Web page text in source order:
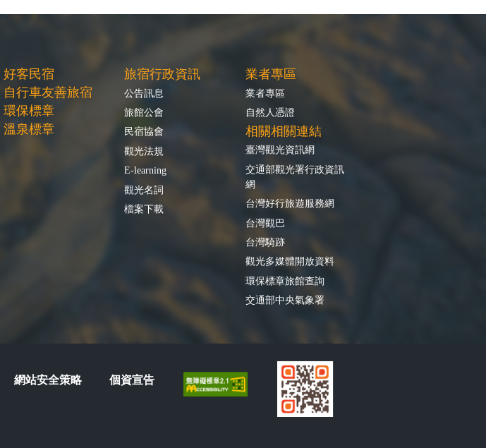
好客民宿
自行車友善旅宿
環保標章
溫泉標章
旅宿行政資訊
公告訊息
旅館公會
民宿協會
觀光法規
E-learning
觀光名詞
檔案下載
業者專區
業者專區
自然人憑證
相關相關連結
臺灣觀光資訊網
交通部觀光署行政資訊
網
台灣好行旅遊服務網
台灣觀巴
台灣騎跡
觀光多媒體開放資料
環保標章旅館查詢
交通部中央氣象署
網站安全策略 個資宣告